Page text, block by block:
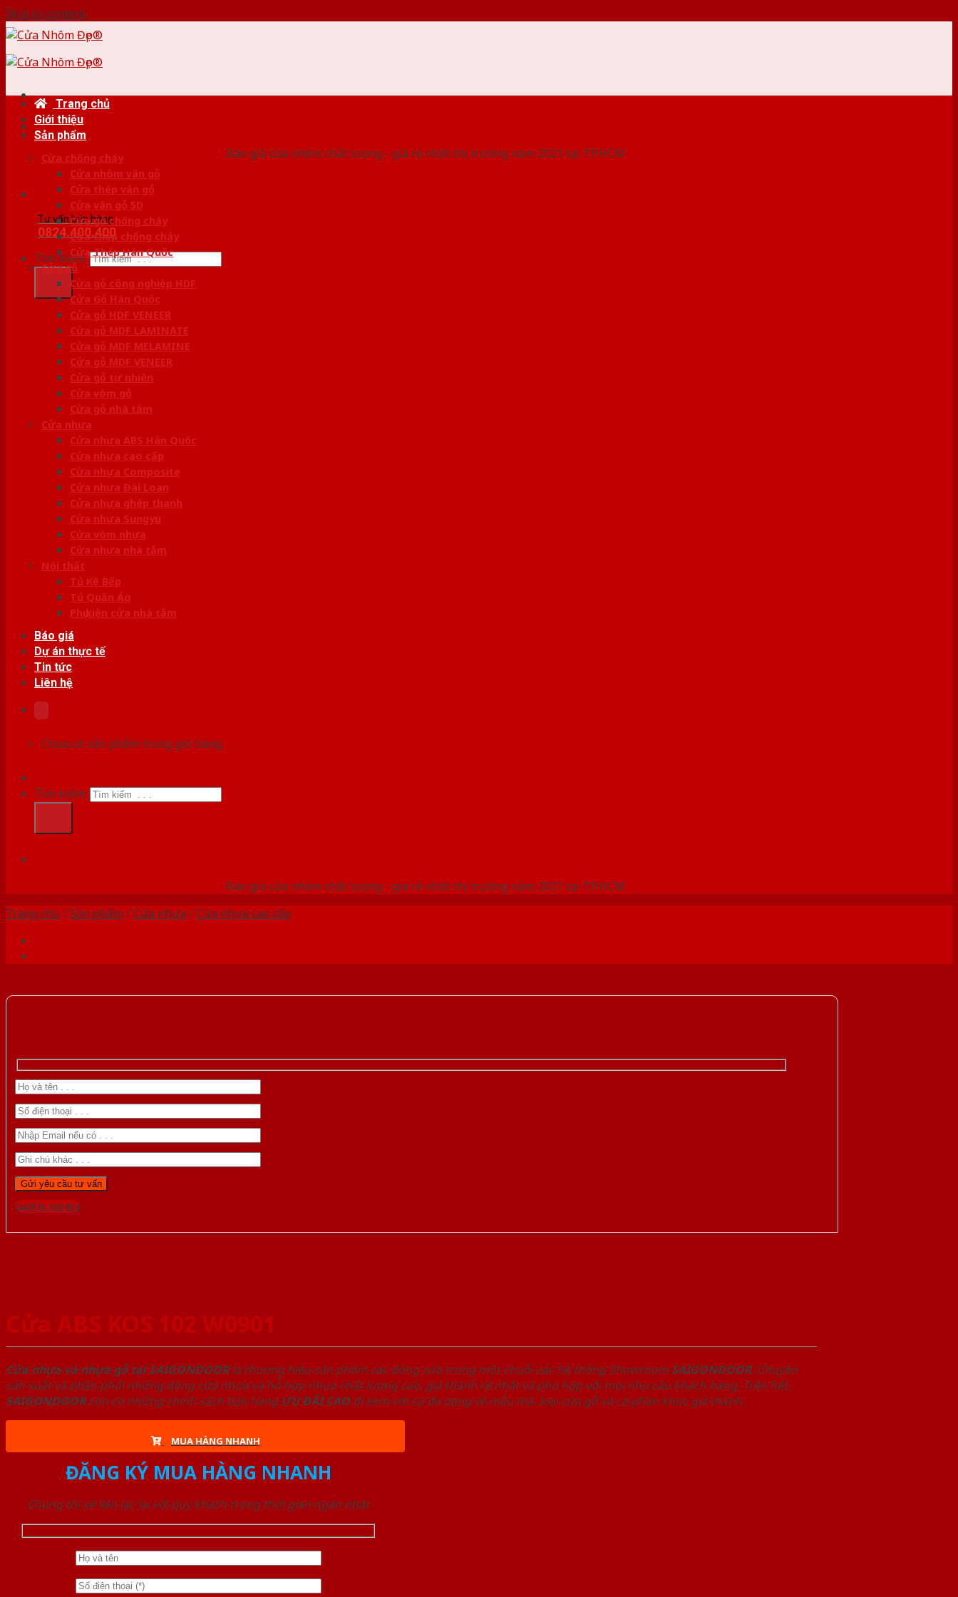
Skip to content
Báo giá cửa nhôm chất lượng - giá rẻ nhất thị trường năm 2021 tại TP.HCM
Tư vấn bán hàng
0824.400.400
Tìm kiếm:
Trang chủ
Giới thiệu
Sản phẩm
Cửa chống cháy
Cửa nhôm vân gỗ
Cửa thép vân gỗ
Cửa vân gỗ 5D
Cửa gỗ chống cháy
Cửa thép chống cháy
Cửa Thép Hàn Quốc
Cửa gỗ
Cửa gỗ công nghiệp HDF
Cửa Gỗ Hàn Quốc
Cửa gỗ HDF VENEER
Cửa gỗ MDF LAMINATE
Cửa gỗ MDF MELAMINE
Cửa gỗ MDF VENEER
Cửa gỗ tự nhiên
Cửa vòm gỗ
Cửa gỗ nhà tắm
Cửa nhựa
Cửa nhựa ABS Hàn Quốc
Cửa nhựa cao cấp
Cửa nhựa Composite
Cửa nhựa Đài Loan
Cửa nhựa ghép thanh
Cửa nhựa Sungyu
Cửa vòm nhựa
Cửa nhựa nhà tắm
Nội thất
Tủ Kệ Bếp
Tủ Quần Áo
Phụ kiện cửa nhà tắm
Báo giá
Dự án thực tế
Tin tức
Liên hệ
Chưa có sản phẩm trong giỏ hàng.
Tìm kiếm:
Báo giá cửa nhôm chất lượng - giá rẻ nhất thị trường năm 2021 tại TP.HCM
Trang chủ /Sản phẩm /Cửa nhựa /Cửa nhựa cao cấp
Gọi 0976.169.864
Cửa ABS KOS 102 W0901
Cửa nhựa và nhựa gỗ tại SAIGONDOORlà thương hiệu sản phẩm các dòng cửa trong một chuỗi các hệ thống Showroom SAIGONDOOR. Chuyên
sản xuất và phân phối những dòng cửa nhựa và hỗ hợp nhựa chất lượng cao, giá thành rẻ nhất và phù hợp với mọi nhu cầu khách hàng. Trên hết,
SAIGONDOORcòn có những chính sách bán hàng ƯU ĐÃI CAOđi kèm với sự đa dạng về mẫu mã, loại cửa gỗ và cả phân khúc giá thành.
MUA HÀNG NHANH
ĐĂNG KÝ MUA HÀNG NHANH
Chúng tôi sẽ liên lạc lại với quý khách trong thời gian ngắn nhất